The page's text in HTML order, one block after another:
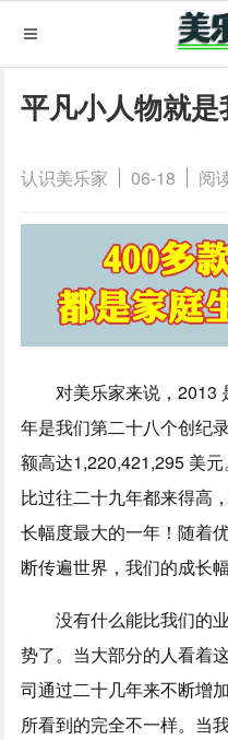
平凡小人物就
认识美乐家 06-18 阅
对美乐家来说，2013
年是我们第二十八个创纪
额高达1,220,421,295 美
比过往二十九年都来得高
长幅度最大的一年！随着
断传遍世界，我们的成长
没有什么能比我们的
势了。当大部分的人看着
司通过二十几年来不断增
所看到的完全不一样。当